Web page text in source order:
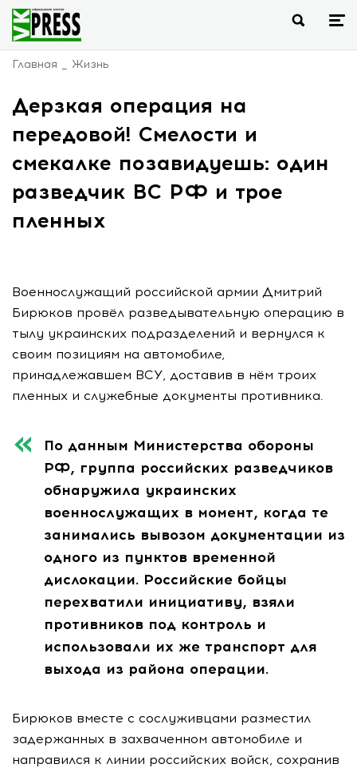
Главная Жизнь
Дерзкая операция на
передовой! Смелости и
смекалке позавидуешь: один
разведчик ВС РФ и трое
пленных
Военнослужащий российской армии Дмитрий
Бирюков провёл разведывательную операцию в
тылу украинских подразделений и вернулся к
своим позициям на автомобиле,
принадлежавшем ВСУ, доставив в нём троих
пленных и служебные документы противника.
По данным Министерства обороны
РФ, группа российских разведчиков
обнаружила украинских
военнослужащих в момент, когда те
занимались вывозом документации из
одного из пунктов временной
дислокации. Российские бойцы
перехватили инициативу, взяли
противников под контроль и
использовали их же транспорт для
выхода из района операции.
Бирюков вместе с сослуживцами разместил
задержанных в захваченном автомобиле и
направился к линии российских войск, сохранив